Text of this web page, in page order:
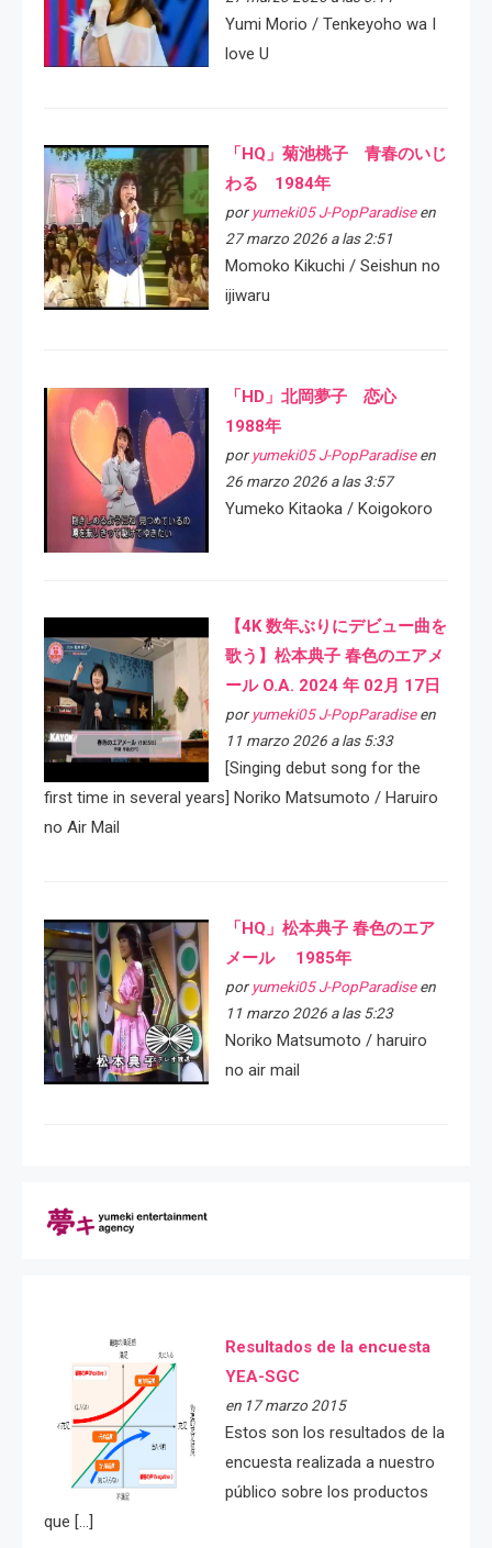
Yumi Morio / Tenkeyoho wa I
love U
「HQ」菊池桃子 青春のいじ
わる 1984年
por yumeki05 J-PopParadiseen
27 marzo 2026 a las 2:51
Momoko Kikuchi / Seishun no
ijiwaru
「HD」北岡夢子 恋心
1988年
por yumeki05 J-PopParadiseen
26 marzo 2026 a las 3:57
Yumeko Kitaoka / Koigokoro
【4K 数年ぶりにデビュー曲を
歌う】松本典子 春色のエアメ
ール O.A. 2024 年 02月 17日
por yumeki05 J-PopParadiseen
11 marzo 2026 a las 5:33
[Singing debut song for the
first time in several years] Noriko Matsumoto / Haruiro
no Air Mail
「HQ」松本典子 春色のエア
メール 1985年
por yumeki05 J-PopParadiseen
11 marzo 2026 a las 5:23
Noriko Matsumoto / haruiro
no air mail
Resultados de la encuesta
YEA-SGC
en 17 marzo 2015
Estos son los resultados de la
encuesta realizada a nuestro
público sobre los productos
que […]